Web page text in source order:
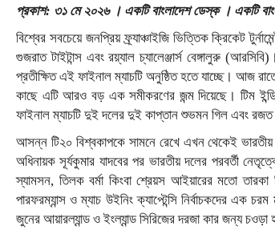
প্রকাশ: ৩১ মে ২০২৬ । একটি বাংলাদেশ ডেস্ক । একটি
বিশ্বের সবচেয়ে জনপ্রিয় ফ্র্যাঞ্চাইজি ভিত্তিক ক্রিকেট
গুজরাত টাইটান্স এবং রয়্যাল চ্যালেঞ্জার্স বেঙ্গালুরু
প্রতীক্ষিত এই ফাইনাল ম্যাচটি অনুষ্ঠিত হতে যাচ্ছে। আজ
কাছে এটি আরও বড় এক সমীকরণের জন্ম দিয়েছে। টিম
ফাইনাল ম্যাচটি দুই দলের দুই কাপ্তান শুভমন গিল এবং রজত
আসন্ন টি২০ বিশ্বকাপকে সামনে রেখে এখন থেকেই ভারতীয়
অধিনায়ক সূর্যকুমার যাদবের পর ভারতীয় দলের পরবর্তী
স্যামসন, তিলক বর্মা কিংবা শ্রেয়স আইয়ারের মতো তারকা
পারফরম্যান্স ও ম্যাচ উইনিং ক্যাপ্টেন্সি নির্বাচকদের এক
জুনের আয়ারল্যান্ড ও ইংল্যান্ড সিরিজের দরজা কার জন্য চওড়া